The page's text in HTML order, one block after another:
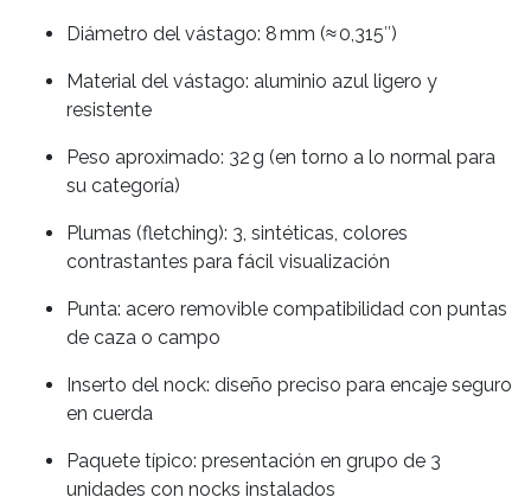
Diámetro del vástago: 8 mm (≈ 0,315″)
Material del vástago: aluminio azul ligero y
resistente
Peso aproximado: 32 g (en torno a lo normal para
su categoría)
Plumas (fletching): 3, sintéticas, colores
contrastantes para fácil visualización
Punta: acero removible compatibilidad con puntas
de caza o campo
Inserto del nock: diseño preciso para encaje seguro
en cuerda
Paquete típico: presentación en grupo de 3
unidades con nocks instalados